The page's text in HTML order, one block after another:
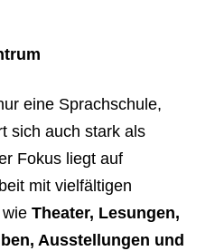
eine Sprachschule,
sich auch stark als
Fokus liegt auf
mit vielfältigen
wieTheater, Lesungen,
Ausstellungen und